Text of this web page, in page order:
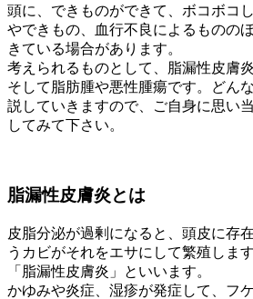
頭に、できものができて、ボコボコ
やできもの、血行不良によるものの
きている場合があります。
考えられるものとして、脂漏性皮膚
そして脂肪腫や悪性腫瘍です。どん
説していきますので、ご自身に思い
してみて下さい。
脂漏性皮膚炎とは
皮脂分泌が過剰になると、頭皮に存
うカビがそれをエサにして繁殖しま
「脂漏性皮膚炎」といいます。
かゆみや炎症、湿疹が発症して、フ